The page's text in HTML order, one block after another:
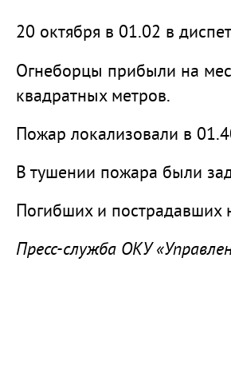
20 октября в 01.02 в
Огнеборцы прибыли на
квадратных метров.
Пожар локализовали в
В тушении пожара были
Погибших и пострадавших
Пресс-служба ОКУ